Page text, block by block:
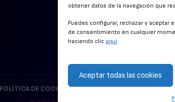
obtener datos de la navegación que
Puedes configurar, rechazar y
de consentimiento en cualquier
haciendo clic aquí
Aceptar todas las cookies
POLÍTICA DE COOKIES POLÍTICA DE PRIVACIDAD